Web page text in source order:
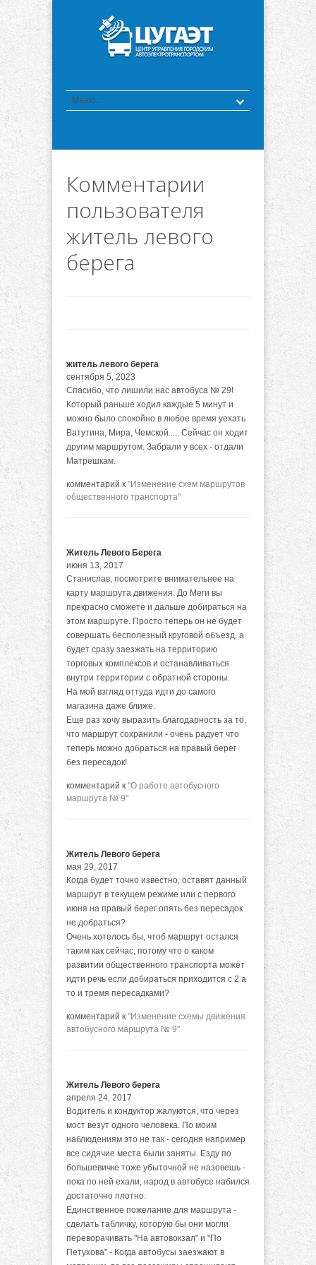
Комментарии
пользователя
житель левого
берега
житель левого берега
сентября 5, 2023
Спасибо, что лишили нас автобуса № 29!
Который раньше ходил каждые 5 минут и
можно было спокойно в любое время уехать
Ватутина, Мира, Чемской..... Сейчас он ходит
другим маршрутом. Забрали у всех - отдали
Матрешкам.
комментарий к "Изменение схем маршрутов
общественного транспорта"
Житель Левого Берега
июня 13, 2017
Станислав, посмотрите внимательнее на
карту маршрута движения. До Меги вы
прекрасно сможете и дальше добираться на
этом маршруте. Просто теперь он не будет
совершать бесполезный круговой объезд, а
будет сразу заезжать на территорию
торговых комплексов и останавливаться
внутри территории с обратной стороны.
На мой взгляд оттуда идти до самого
магазина даже ближе.
Еще раз хочу выразить благодарность за то,
что маршрут сохранили - очень радует что
теперь можно добраться на правый берег
без пересадок!
комментарий к "О работе автобусного
маршрута № 9"
Житель Левого берега
мая 29, 2017
Когда будет точно известно, оставят данный
маршрут в текущем режиме или с первого
июня на правый берег опять без пересадок
не добраться?
Очень хотелось бы, чтоб маршрут остался
таким как сейчас, потому что о каком
развитии общественного транспорта может
идти речь если добираться приходится с 2 а
то и тремя пересадками?
комментарий к "Изменение схемы движения
автобусного маршрута № 9"
Житель Левого берега
апреля 24, 2017
Водитель и кондуктор жалуются, что через
мост везут одного человека. По моим
наблюдениям это не так - сегодня например
все сидячие места были заняты. Езду по
большевичке тоже убыточной не назовешь -
пока по ней ехали, народ в автобусе набился
достаточно плотно.
Единственное пожелание для маршрута -
сделать табличку, которую бы они могли
переворачивать "На автовокзал" и "По
Петухова" - Когда автобусы заезжают в